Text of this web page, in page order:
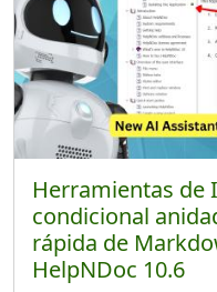
Herramientas de
condicional
rápida de
HelpNDoc 10.6